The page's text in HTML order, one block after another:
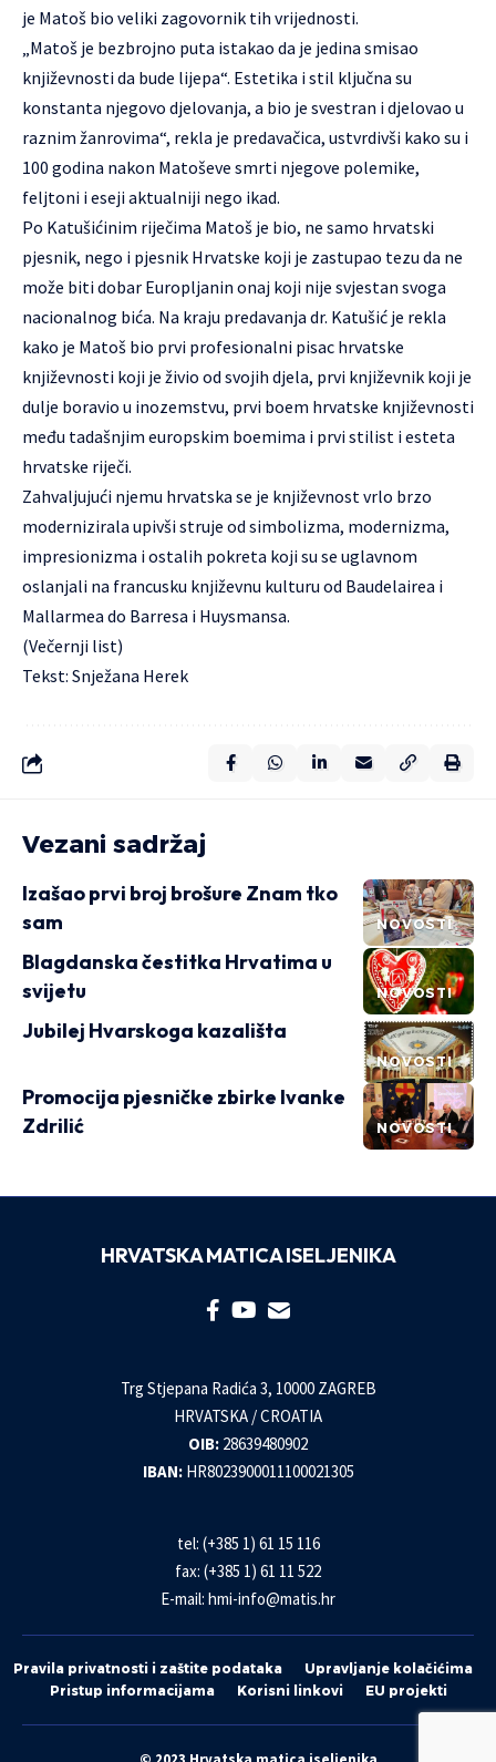
je Matoš bio veliki zagovornik tih vrijednosti.
„Matoš je bezbrojno puta istakao da je jedina smisao
književnosti da bude lijepa“. Estetika i stil ključna su
konstanta njegovo djelovanja, a bio je svestran i djelovao u
raznim žanrovima“, rekla je predavačica, ustvrdivši kako su i
100 godina nakon Matoševe smrti njegove polemike,
feljtoni i eseji aktualniji nego ikad.
Po Katušićinim riječima Matoš je bio, ne samo hrvatski
pjesnik, nego i pjesnik Hrvatske koji je zastupao tezu da ne
može biti dobar Europljanin onaj koji nije svjestan svoga
nacionalnog bića. Na kraju predavanja dr. Katušić je rekla
kako je Matoš bio prvi profesionalni pisac hrvatske
književnosti koji je živio od svojih djela, prvi književnik koji je
dulje boravio u inozemstvu, prvi boem hrvatske književnosti
među tadašnjim europskim boemima i prvi stilist i esteta
hrvatske riječi.
Zahvaljujući njemu hrvatska se je književnost vrlo brzo
modernizirala upivši struje od simbolizma, modernizma,
impresionizma i ostalih pokreta koji su se uglavnom
oslanjali na francusku književnu kulturu od Baudelairea i
Mallarmea do Barresa i Huysmansa.
(Večernji list)
Tekst: Snježana Herek
Vezani sadržaj
NOVOSTI
Izašao prvi broj brošure Znam tko
sam
NOVOSTI
Blagdanska čestitka Hrvatima u
svijetu
NOVOSTI
Jubilej Hvarskoga kazališta
NOVOSTI
Promocija pjesničke zbirke Ivanke
Zdrilić
HRVATSKA MATICA ISELJENIKA
Trg Stjepana Radića 3, 10000 ZAGREB
HRVATSKA / CROATIA
OIB: 28639480902
IBAN: HR8023900011100021305
tel: (+385 1) 61 15 116
fax: (+385 1) 61 11 522
E-mail: hmi-info@matis.hr
Pravila privatnosti i zaštite podataka
Upravljanje kolačićima
Pristup informacijama
Korisni linkovi EU projekti